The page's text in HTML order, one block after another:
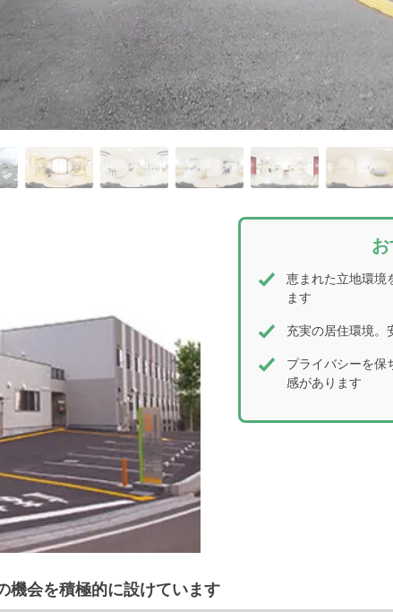
恵まれた立地環境
ます
充実の居住環境。
プライバシーを保
感があります
機会を積極的に設けています